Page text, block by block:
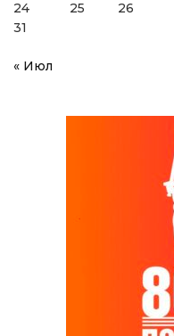
24 25 26
31
« Июл